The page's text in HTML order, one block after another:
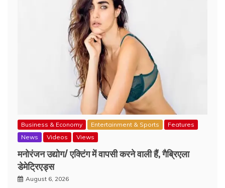
Business & Economy Entertainment & Sports
Features
News
Videos Views
मनोरंजन उद्योग/ एक्टिंग में वापसी करने वाली हैं, गैब्रिएला
डेमेट्रिएड्स
August 6, 2026